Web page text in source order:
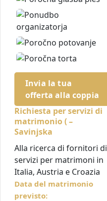
Invia la tua
offerta alla coppia
Richiesta per servizi di
matrimonio ( –
Savinjska
Alla ricerca di fornitori di
servizi per matrimoni in
Italia, Austria e Croazia
Data del matrimonio
previsto: